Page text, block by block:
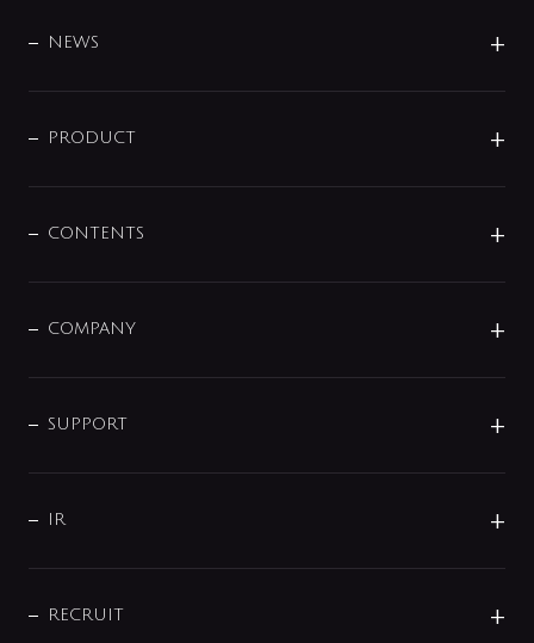
DESIGN
NEWS
商品に関して
その他
PRODUCT
センサー・タッチ水栓
単水栓
分岐
配管システム
バス・空調周辺用品
CONTENTS
じぶんシャワーが見つかる
COMPANY
企業理念
会社概要
事業所案内
SUPPORT
よくあるご質問
データダウンロード
IR
IRニュース
RECRUIT